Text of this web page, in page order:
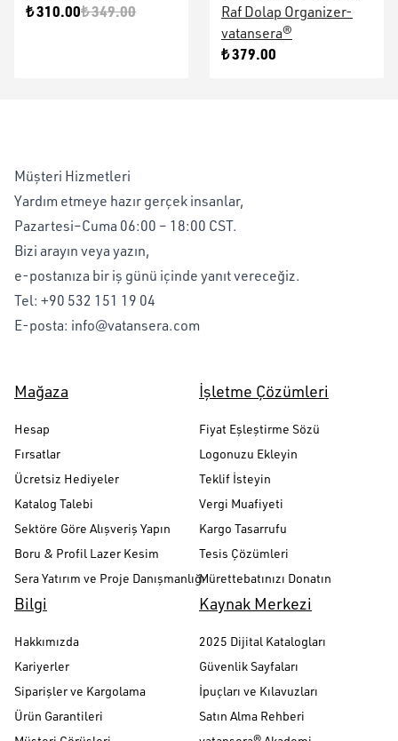
₺ 310.00₺ 349.00
Raf Dolap Organizer-
vatansera®
₺ 379.00
Müşteri Hizmetleri
Yardım etmeye hazır gerçek insanlar,
Pazartesi–Cuma 06:00 – 18:00 CST.
Bizi arayın veya yazın,
e-postanıza bir iş günü içinde yanıt vereceğiz.
Tel: +90 532 151 19 04
E-posta: info@vatansera.com
Mağaza
Hesap
Fırsatlar
Ücretsiz Hediyeler
Katalog Talebi
Sektöre Göre Alışveriş Yapın
Boru & Profil Lazer Kesim
Sera Yatırım ve Proje Danışmanlığı
İşletme Çözümleri
Fiyat Eşleştirme Sözü
Logonuzu Ekleyin
Teklif İsteyin
Vergi Muafiyeti
Kargo Tasarrufu
Tesis Çözümleri
Mürettebatınızı Donatın
Bilgi
Hakkımızda
Kariyerler
Siparişler ve Kargolama
Ürün Garantileri
Kaynak Merkezi
2025 Dijital Katalogları
Güvenlik Sayfaları
İpuçları ve Kılavuzları
Satın Alma Rehberi